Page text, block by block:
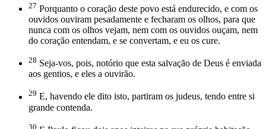
27 Porquanto o coração deste povo está endurecido, e com os
ouvidos ouviram pesadamente e fecharam os olhos, para que
nunca com os olhos vejam, nem com os ouvidos ouçam, nem
do coração entendam, e se convertam, e eu os cure.
28 Seja-vos, pois, notório que esta salvação de Deus é enviada
aos gentios, e eles a ouvirão.
29 E, havendo ele dito isto, partiram os judeus, tendo entre si
grande contenda.
30